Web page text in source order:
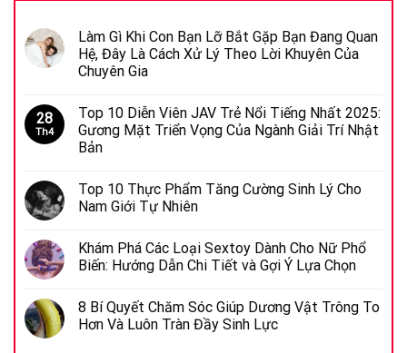
Làm Gì Khi Con Bạn Lỡ Bắt Gặp Bạn Đang Quan
Hệ, Đây Là Cách Xử Lý Theo Lời Khuyên Của
Chuyên Gia
28
Th4
Top 10 Diễn Viên JAV Trẻ Nổi Tiếng Nhất 2025:
Gương Mặt Triển Vọng Của Ngành Giải Trí Nhật
Bản
Top 10 Thực Phẩm Tăng Cường Sinh Lý Cho
Nam Giới Tự Nhiên
Khám Phá Các Loại Sextoy Dành Cho Nữ Phổ
Biến: Hướng Dẫn Chi Tiết và Gợi Ý Lựa Chọn
8 Bí Quyết Chăm Sóc Giúp Dương Vật Trông To
Hơn Và Luôn Tràn Đầy Sinh Lực